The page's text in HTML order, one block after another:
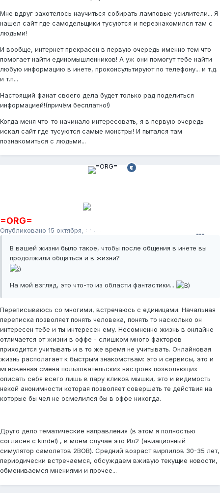
Мне вдруг захотелось научиться собирать ламповые усилители... Я
нашел сайт где самодельщики тусуются и перезнакомился там с
людьми!
И вообще, интернет прекрасен в первую очередь именно тем что
помогает найти единомышленников! А уж они помогут тебе найти
любую информацию в инете, проконсультируют по телефону... и т.д.
и т.п...
Настоящий фанат своего дела будет только рад поделиться
информацией!(причём бесплатно!)
Когда меня что-то начинало интересовать, я в первую очередь
искал сайт где тусуются самые монстры! И пытался там
познакомиться с людьми...
=ORG=
Опубликовано 15 октября, 2008
В вашей жизни было такое, чтобы после общения в инете вы
продолжили общаться и в жизни?
На мой взгляд, это что-то из области фантастики...
Переписываюсь со многими, встречаюсь с единицами. Начальная
переписка позволяет понять человека, понять то насколько он
интересен тебе и ты интересен ему. Несомненно жизнь в онлайне
отличается от жизни в оффе - слишком много факторов
приходится учитывать и в то же время не учитывать. Онлайновая
жизнь располагает к быстрым знакомствам: это и сервисы, это и
мгновенная смена пользовательских настроек позволяющих
описать себя всего лишь в пару кликов мышки, это и видимость
некой анонимности которая позволяет совершать те действия на
которые бы чел не осмелился бы в оффе никогда.
Друго дело тематические направления (в этом я полностью
согласен с kindel) , в моем случае это Ил2 (авиационный
симулятор самолетов 2ВОВ). Средний возраст вирпилов 30-35 лет,
периодически встречаемся, обсуждаем вживую текущие новости,
обмениваемся мнениями и прочее...